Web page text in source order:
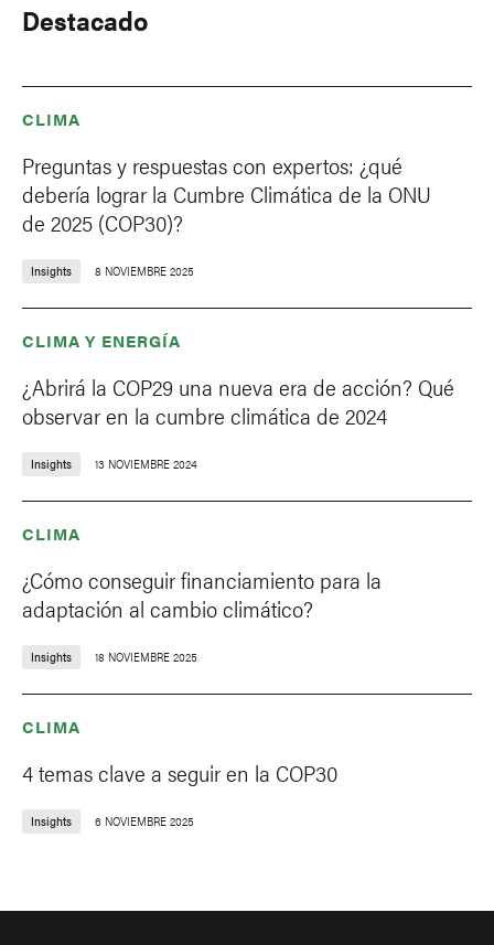
Destacado
CLIMA
Preguntas y respuestas con expertos: ¿qué
debería lograr la Cumbre Climática de la ONU
de 2025 (COP30)?
Insights 8 NOVIEMBRE 2025
CLIMA Y ENERGÍA
¿Abrirá la COP29 una nueva era de acción? Qué
observar en la cumbre climática de 2024
Insights 13 NOVIEMBRE 2024
CLIMA
¿Cómo conseguir financiamiento para la
adaptación al cambio climático?
Insights 18 NOVIEMBRE 2025
CLIMA
4 temas clave a seguir en la COP30
Insights 6 NOVIEMBRE 2025